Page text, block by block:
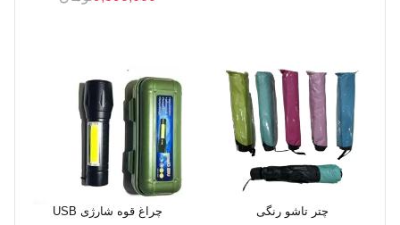
چتر تاشو رنگی
چراغ قوه شارژی USB